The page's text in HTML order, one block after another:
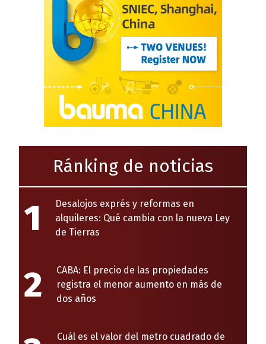
Ránking de noticias
1
Desalojos exprés y reformas en
alquileres: Qué cambia con la nueva Ley
de Tierras
2
CABA: El precio de las propiedades
registra el menor aumento en más de
dos años
Cuál es el valor del metro cuadrado de